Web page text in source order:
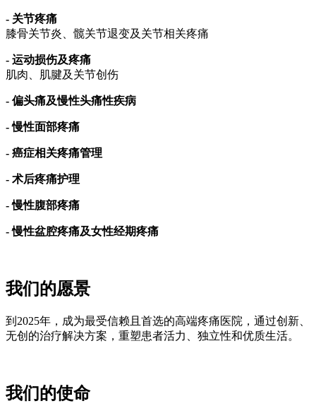
- 关节疼痛
膝骨关节炎、髋关节退变及关节相关疼痛
- 运动损伤及疼痛
肌肉、肌腱及关节创伤
- 偏头痛及慢性头痛性疾病
- 慢性面部疼痛
- 癌症相关疼痛管理
- 术后疼痛护理
- 慢性腹部疼痛
- 慢性盆腔疼痛及女性经期疼痛
我们的愿景
到2025年，成为最受信赖且首选的高端疼痛医院，通过创新、
无创的治疗解决方案，重塑患者活力、独立性和优质生活。
我们的使命